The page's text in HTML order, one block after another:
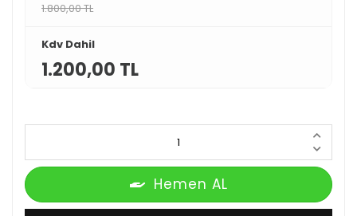
1.800,00 TL
Kdv Dahil
1.200,00 TL
Hemen AL